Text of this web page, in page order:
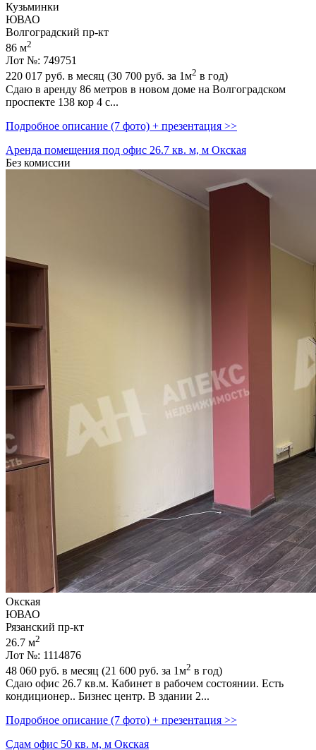
Кузьминки
ЮВАО
Волгоградский пр-кт
86 м2
Лот №: 749751
220 017 руб. в месяц (30 700 руб. за 1м2 в год)
Сдаю в аренду 86 метров в новом доме на Волгоградском
проспекте 138 кор 4 с...
Подробное описание (7 фото) + презентация >>
Аренда помещения под офис 26.7 кв. м, м Окская
Без комиссии
Окская
ЮВАО
Рязанский пр-кт
26.7 м2
Лот №: 1114876
48 060 руб. в месяц (21 600 руб. за 1м2 в год)
Сдаю офис 26.7 кв.м. Кабинет в рабочем состоянии. Есть
кондиционер.. Бизнес центр. В здании 2...
Подробное описание (7 фото) + презентация >>
Сдам офис 50 кв. м, м Окская